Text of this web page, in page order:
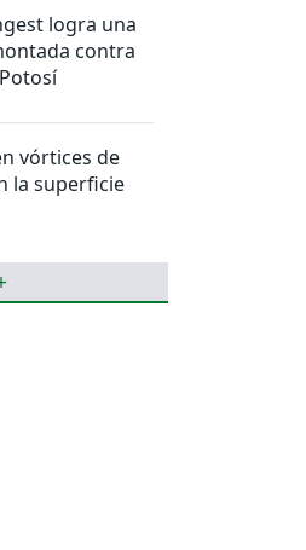
logra una
contra
vórtices de
la superficie